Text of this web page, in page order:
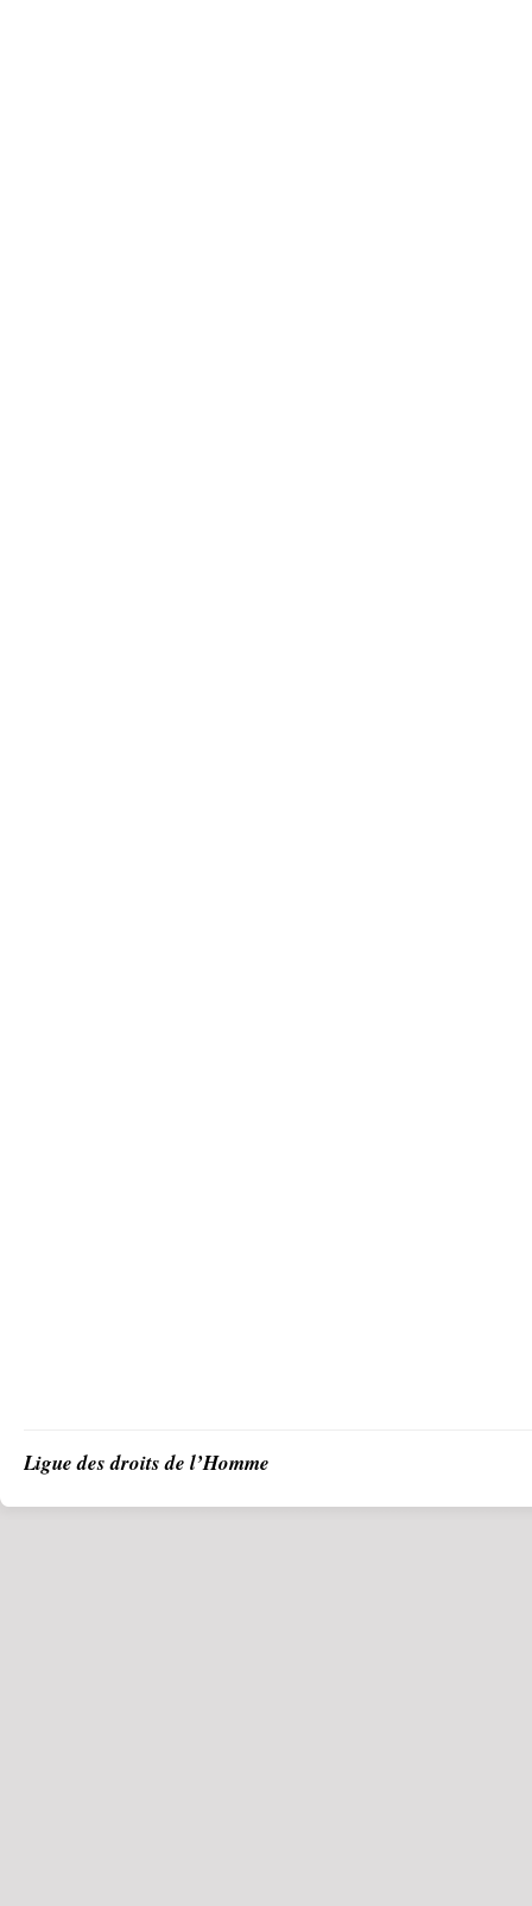
Ligue des droits de l’Homme